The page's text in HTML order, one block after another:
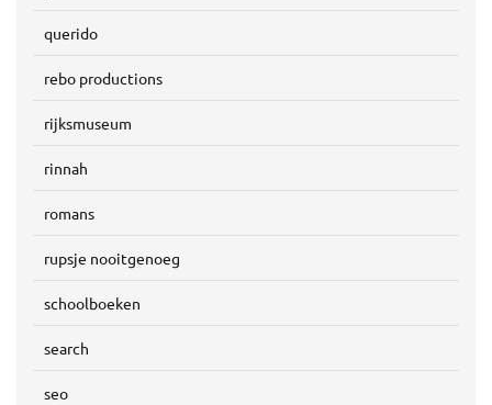
querido
rebo productions
rijksmuseum
rinnah
romans
rupsje nooitgenoeg
schoolboeken
search
seo